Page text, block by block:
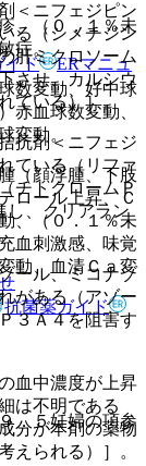
＜ニフェジピン
る（シメチジン
肝ミクロソーム
させ、カルシウ
ている）］。
抗剤＜ニフェジ
ている（リファ
チトクロームＰ
し、クリアラン
ール、ミコナゾ
がある（アゾー
３Ａ４を阻害す
血中濃度が上昇
は不明である
分が本剤の薬物
えられる）］。
、（０．１％未
症。
数変動、好中球
赤血球数変動、
変動。
（顔浮腫、下肢
ロール上昇、Ｃ
、（０．１％未
血刺激感、味覚
動、血清Ｃａ変
．５妊婦の項参
イド
ERマニュ
抗菌薬ガイド